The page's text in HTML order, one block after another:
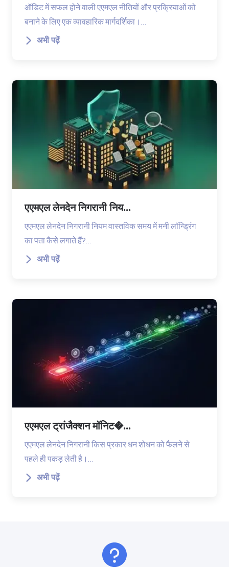
ऑडिट में सफल होने वाली एएमएल नीतियों और प्रक्रियाओं को
बनाने के लिए एक व्यावहारिक मार्गदर्शिका।…
अभी पढ़ें
एएमएल लेनदेन निगरानी निय...
एएमएल लेनदेन निगरानी नियम वास्तविक समय में मनी लॉन्ड्रिंग
का पता कैसे लगाते हैं?…
अभी पढ़ें
एएमएल ट्रांजैक्शन मॉनिट�...
एएमएल लेनदेन निगरानी किस प्रकार धन शोधन को फैलने से
पहले ही पकड़ लेती है।…
अभी पढ़ें